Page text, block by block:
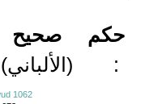
صحيح
(الألباني)
حكم
:
1062